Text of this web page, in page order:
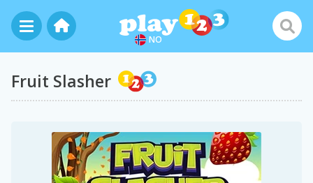
NO
Fruit Slasher